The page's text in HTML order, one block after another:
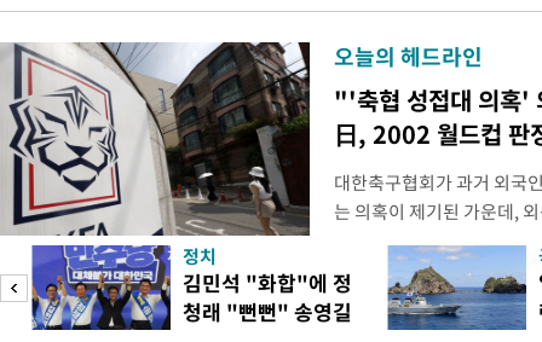
오늘의 헤드라인
"'축협 성접대 의혹'
日, 2002 월드컵 판
대한축구협회가 과거 외국
는 의혹이 제기된 가운데,
도하면서 파장이 커지고
광부가 2016년 작성한 감
2011년 3월부터 2012년 3
에 참여한 외국인 심판들에
정치
김민석 "화합"에 정
청래 "뻔뻔" 송영길